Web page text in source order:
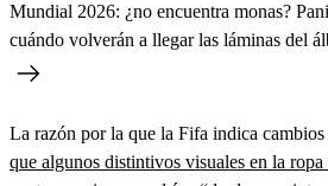
Mundial 2026: ¿no encuentra monas?
cuándo volverán a llegar las láminas del
La razón por la que la Fifa indica cambios
que algunos distintivos visuales en la